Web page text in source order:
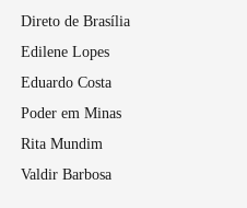
Direto de Brasília
Edilene Lopes
Eduardo Costa
Poder em Minas
Rita Mundim
Valdir Barbosa